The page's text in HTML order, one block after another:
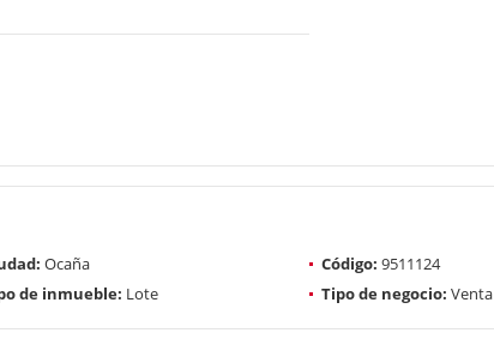
Ocaña Código: 9511124
de inmueble: Lote Tipo de negocio: Venta